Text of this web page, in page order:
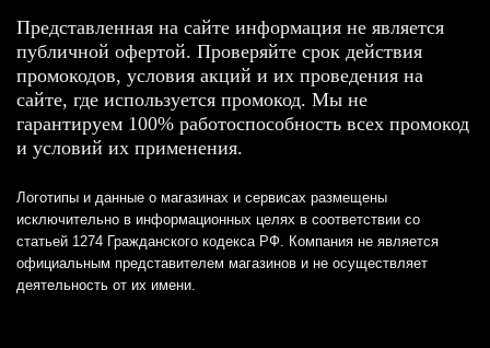
Представленная на сайте информация не является
публичной офертой. Проверяйте срок действия
промокодов, условия акций и их проведения на
сайте, где используется промокод. Мы не
гарантируем 100% работоспособность всех промокод
и условий их применения.
Логотипы и данные о магазинах и сервисах размещены
исключительно в информационных целях в соответствии со
статьей 1274 Гражданского кодекса РФ. Компания не является
официальным представителем магазинов и не осуществляет
деятельность от их имени.